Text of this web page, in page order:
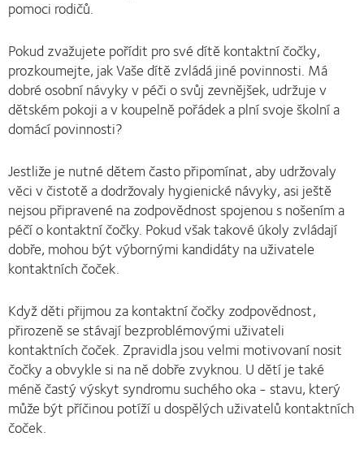
pomoci rodičů.
Pokud zvažujete pořídit pro své dítě kontaktní čočky,
prozkoumejte, jak Vaše dítě zvládá jiné povinnosti. Má
dobré osobní návyky v péči o svůj zevnějšek, udržuje v
dětském pokoji a v koupelně pořádek a plní svoje školní a
domácí povinnosti?
Jestliže je nutné dětem často připomínat, aby udržovaly
věci v čistotě a dodržovaly hygienické návyky, asi ještě
nejsou připravené na zodpovědnost spojenou s nošením a
péčí o kontaktní čočky. Pokud však takové úkoly zvládají
dobře, mohou být výbornými kandidáty na uživatele
kontaktních čoček.
Když děti přijmou za kontaktní čočky zodpovědnost,
přirozeně se stávají bezproblémovými uživateli
kontaktních čoček. Zpravidla jsou velmi motivovaní nosit
čočky a obvykle si na ně dobře zvyknou. U dětí je také
méně častý výskyt syndromu suchého oka - stavu, který
může být příčinou potíží u dospělých uživatelů kontaktních
čoček.